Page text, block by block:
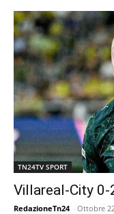
TN24TV SPORT
Villareal-City 0-
RedazioneTn24 - Ottobre